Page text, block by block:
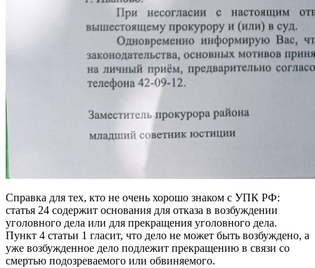
Справка для тех, кто не очень хорошо знаком с УПК РФ:
статья 24 содержит основания для отказа в возбуждении
уголовного дела или для прекращения уголовного дела.
Пункт 4 статьи 1 гласит, что дело не может быть возбуждено, а
уже возбужденное дело подлежит прекращению в связи со
смертью подозреваемого или обвиняемого.